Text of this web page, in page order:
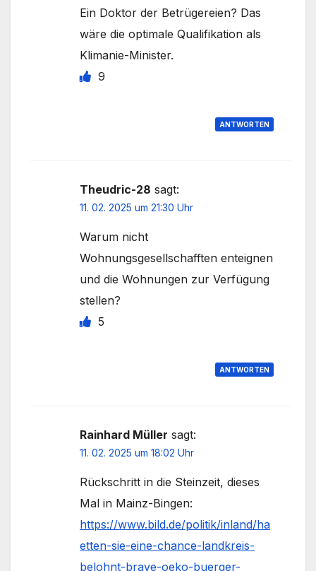
Ein Doktor der Betrügereien? Das
wäre die optimale Qualifikation als
Klimanie-Minister.
9
ANTWORTEN
Theudric-28 sagt:
11. 02. 2025 um 21:30 Uhr
Warum nicht
Wohnungsgesellschafften enteignen
und die Wohnungen zur Verfügung
stellen?
5
ANTWORTEN
Rainhard Müller sagt:
11. 02. 2025 um 18:02 Uhr
Rückschritt in die Steinzeit, dieses
Mal in Mainz-Bingen:
https://www.bild.de/politik/inland/ha
etten-sie-eine-chance-landkreis-
belohnt-brave-oeko-buerger-